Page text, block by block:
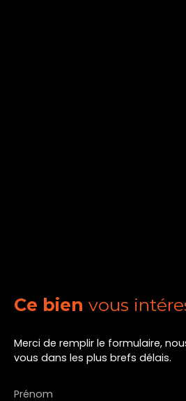
Ce bien vous
Merci de remplir le formulaire,
vous dans les plus brefs délais.
Prénom